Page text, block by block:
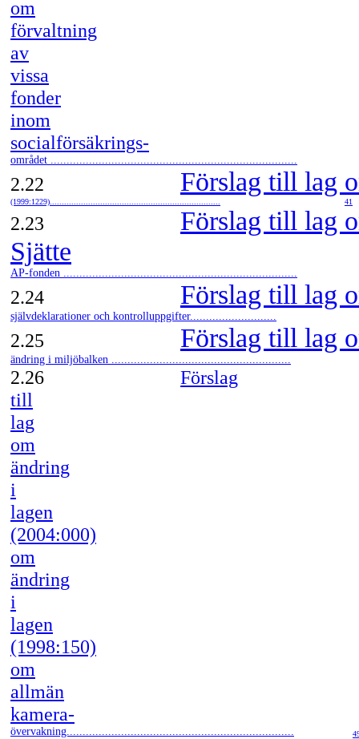
om
förvaltning
av
vissa
fonder
inom
socialförsäkrings-
området .............................................................................
2.22 Förslag till lag
(1999:1229)....................................................................... 41
2.23
Förslag till lag
Sjätte
AP-fonden .........................................................................
2.24 Förslag till lag
självdeklarationer och kontrolluppgifter...........................
2.25 Förslag till lag
ändring i miljöbalken ........................................................
2.26
Förslag
till
lag
om
ändring
i
lagen
(2004:000)
om
ändring
i
lagen
(1998:150)
om
allmän
kamera-
övervakning.......................................................................